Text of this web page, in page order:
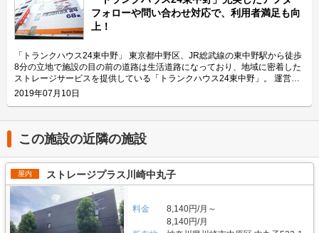
クーターなど、高級車や大型車の保管にもご利用頂いております。 セキュ
リティや安全面について教えてください。 「ハローバイクガレージ北上
野」は屋内タイプで雨風を防ぐことができ、また、電動シャッターや防犯カ
メラなどを設置しているためセキュリテイ面もしっかりしているので、盗難
やイタズラから愛車を守りたい、大切なバイクを雨風で汚したくない方にお
すすめです。 費用や契約について教えてください。 月額17,400円（税込）
の価格でバイク1台を駐車できます。施設の詳細な仕様については事前内覧
をおすすめ致します。ご契約の前に駐車スペースや立地など確認頂けます。
契約時はバイクのメーカー・車種・ナンバーを確認していますが、これから
バイクを購入する方はお問い合わせの際にお知らせください。時期によって
は使用料や事務手数料がお得になるキャンペーンも実施していますので、
LIFULLトランクルームのメール又は電話にてお問い合わせください。 編集
後記 「ハローバイクガレージ北上野」は駅から近くて万全なセキュリティ
はお早めにお問い合わせした方が良さそうだ。 運営会社は東証マザーズ上
場企業でもあるエリアリンク株式会社。2016年頃、西東京エリアで試験的
にはじめた駐車場タイプのバイクパーキングは当初ここまでの拡大を予想し
ていなかったとのことだが、順調に拡大を続け、現在、都内を中心に1,000
台分ほどスペースを管理している（2020年1月現在）。その運営ノウハウが
ある「ハローバイクガレージ北上野」は、誰もが安心して利用できる施設な
えてください。 ボックスタイプの「ハローバイクボックス足立竹ノ塚パー
ト2」は、国道4号線から車でアクセスしやすい立地にある施設です。 広さ2
帖・幅110cm・奥行き252cm・高さ197cmのバイクボックスが17室ご用意
しており、24時間365日自由にご利用頂けます。 エリアリンク株式会社の
「ハローバイクボックス」は全国のライダー様から愛されているBOXシェ
ローを採用した施設のため、風雨による汚れや浸食に強いのが特長です。幅
広いラダーレールが付いており、バイクの乗り入れが簡単です。また、ボッ
クス内には棚を設置しておりますので、ヘルメットなどの小物を置くことも
可能です。パーツやメンテナンス用品も収納できるのでとても便利です。
主にどんな方がご利用されているのでしょうか？ 東武伊勢崎線やつくばエ
クスプレス線が通る足立区内にお住いのライダーの方を中心にご利用頂いて
おります。主にアメリカンクルーザーやビッグスクーター、レーサー・スポ
ーツタイプなど高級車又は大型車の保管が多くみられます。 セキュリティ
や安全面について教えてください。 「ハローバイクボックス足立竹ノ塚パ
ート2」はBOXシェローを採用した施設のため屋外タイプのバイクパーキン
グと違って雨風を防ぐことができ、盗難のリスクも抑えることができます。
各バイクボックスにバイクを収納するタイプなので、他の方のバイクを気に
する必要がありません。セキュリティ面としてバイクボックスの扉に南京錠
をつけており、安心してバイクを保管できる収納スペースです。また、施設
内には外灯照明も完備していますので、夜間でもバイクを出し入れしやすい
フォローや問い合わせ対応で、利用者満足も向
上！
「トランクハウス24東中野」 東京都中野区、JR総武線の東中野駅から徒歩
8分の立地で施設の目の前の道路は生活道路になっており、地域に密着した
ストレージサービスを提供している「トランクハウス24東中野」。 運営会
社はエリアリンク株式会社。コンテナ・ストレージ業界でトップシェアを誇
り、東証マザーズにも上場している会社です。全国に展開しているレンタル
に利用されています。 今回は、エリアリンク株式会社が運営している「ト
ランクハウス24東中野」の特徴や利用用途の傾向、会社の想いなどをご紹
介します。 トランクハウス24東中野の特徴を教えてください。 2018年12
月にオープンした「トランクハウス24東中野」。1階〜4階まで1軒まるごと
トランクルームで、部屋の大きさは0.9帖のコンパクトサイズから9.8帖の大
きいサイズまで展開しています。24時間365日利用でき、セキュリティも空
調も最新設備を整えているため、衣類・本・季節物などの荷物から大型家具
や機材・備品など法人利用まで幅広い用途にご利用いただけます。 主にど
んな方がご利用されているのでしょうか？ お客様は店舗から1.5キロ圏内に
お住いの方がほとんどです。他社であれば3キロ圏内程か車で移動する場所
2019年07月10日
この施設の近隣の施設
屋内 ストレージプラス川崎中丸子
料金
8,140円/月～
8,140円/月